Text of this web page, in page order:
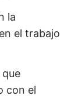
la
el trabajo
con el